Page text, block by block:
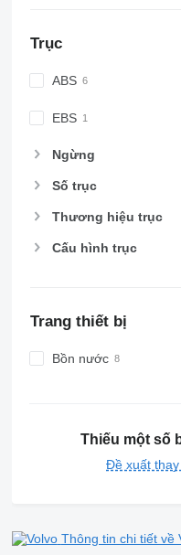
Trục
ABS
EBS
Ngừng
Số trục
Thương hiệu trục
Cấu hình trục
Trang thiết bị
Bồn nước
Thiếu một số
Đề xuất
Thông tin chi tiết về